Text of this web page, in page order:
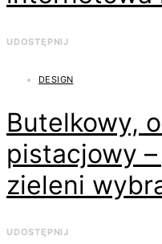
UDOSTĘPNIJ
DESIGN
Butelkowy,
pistacjowy
zieleni
UDOSTĘPNIJ